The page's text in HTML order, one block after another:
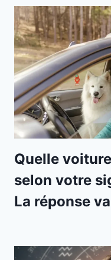
Quelle
selon votre
La réponse